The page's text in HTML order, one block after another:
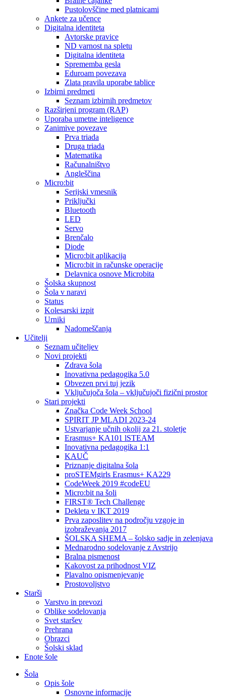
Pustolovščine med platnicami
Ankete za učence
Digitalna identiteta
Avtorske pravice
ND varnost na spletu
Digitalna identiteta
Sprememba gesla
Eduroam povezava
Zlata pravila uporabe tablice
Izbirni predmeti
Seznam izbirnih predmetov
Razširjeni program (RAP)
Uporaba umetne inteligence
Zanimive povezave
Prva triada
Druga triada
Matematika
Računalništvo
Angleščina
Micro:bit
Serijski vmesnik
Priključki
Bluetooth
LED
Servo
Brenčalo
Diode
Micro:bit aplikacija
Micro:bit in računske operacije
Delavnica osnove Microbita
Šolska skupnost
Šola v naravi
Status
Kolesarski izpit
Urniki
Nadomeščanja
Učitelji
Seznam učiteljev
Novi projekti
Zdrava šola
Inovativna pedagogika 5.0
Obvezen prvi tuj jezik
Vključujoča šola – vključujoči fizični prostor
Stari projekti
Značka Code Week School
SPIRIT JP MLADI 2023-24
Ustvarjanje učnih okolij za 21. stoletje
Erasmus+ KA101 lSTEAM
Inovativna pedagogika 1:1
KAUČ
Priznanje digitalna šola
proSTEMgirls Erasmus+ KA229
CodeWeek 2019 #codeEU
Micro:bit na šoli
FIRST® Tech Challenge
Dekleta v IKT 2019
Prva zaposlitev na področju vzgoje in
izobraževanja 2017
ŠOLSKA SHEMA – šolsko sadje in zelenjava
Mednarodno sodelovanje z Avstrijo
Bralna pismenost
Kakovost za prihodnost VIZ
Plavalno opismenjevanje
Prostovoljstvo
Starši
Varstvo in prevozi
Oblike sodelovanja
Svet staršev
Prehrana
Obrazci
Šolski sklad
Enote šole
Šola
Opis šole
Osnovne informacije